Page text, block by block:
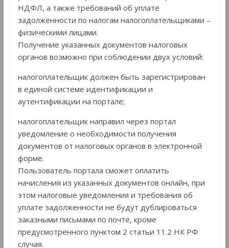
НДФЛ, а также требований об уплате
задолженности по налогам налогоплательщиками –
физическими лицами.
Получение указанных документов налоговых
органов возможно при соблюдении двух условий:
налогоплательщик должен быть зарегистрирован
в единой системе идентификации и
аутентификации на портале;
налогоплательщик направил через портал
уведомление о необходимости получения
документов от налоговых органов в электронной
форме.
Пользователь портала сможет оплатить
начисления из указанных документов онлайн, при
этом налоговые уведомления и требования об
уплате задолженности не будут дублироваться
заказными письмами по почте, кроме
предусмотренного пунктом 2 статьи 11.2 НК РФ
случая.